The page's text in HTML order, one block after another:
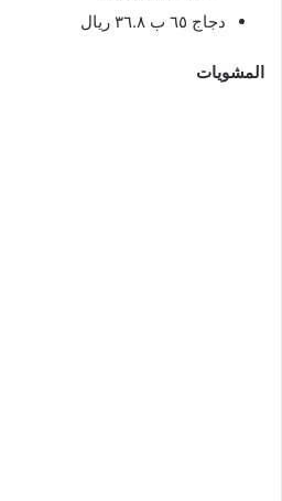
دجاج ٦٥ ب ٣٦.٨ ريال
المشويات